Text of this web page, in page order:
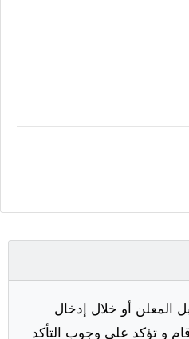
المعلن أو خلال إدخال
و تؤكد على وجوب التأكد